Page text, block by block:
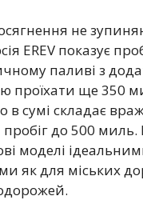
не
EREV показує
паливі з
проїхати ще 350
в сумі складає
до 500 миль.
моделі
як для міських